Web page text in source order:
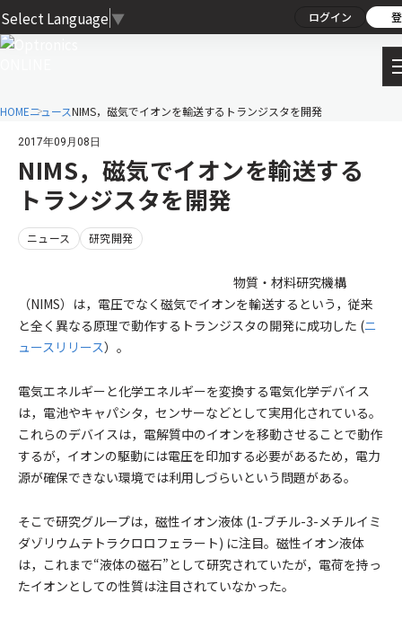
Select Language ▼ ログイン
HOMEニュースNIMS，磁気でイオンを輸送するトランジスタを開発
2017年09月08日
NIMS，磁気でイオンを輸送する
トランジスタを開発
ニュース 研究開発
物質・材料研究機構
（NIMS）は，電圧でなく磁気でイオンを輸送するという，従来
と全く異なる原理で動作するトランジスタの開発に成功した (ニ
ュースリリース）。
電気エネルギーと化学エネルギーを変換する電気化学デバイス
は，電池やキャパシタ，センサーなどとして実用化されている。
これらのデバイスは，電解質中のイオンを移動させることで動作
するが，イオンの駆動には電圧を印加する必要があるため，電力
源が確保できない環境では利用しづらいという問題がある。
そこで研究グループは，磁性イオン液体 (1-ブチル-3-メチルイミ
ダゾリウムテトラクロロフェラート) に注目。磁性イオン液体
は，これまで“液体の磁石”として研究されていたが，電荷を持っ
たイオンとしての性質は注目されていなかった。